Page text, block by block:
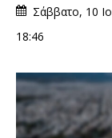
Σάββατο, 10
18:46